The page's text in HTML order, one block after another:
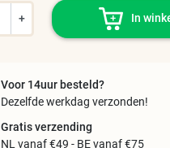
+ In
Voor 14uur besteld?
Dezelfde werkdag verzonden!
Gratis verzending
NL vanaf €49 - BE vanaf €75